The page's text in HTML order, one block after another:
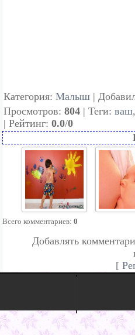
Категория: Малыш |
Просмотров: 804 | Теги: ваш
| Рейтинг: 0.0/0
странички:
Малыши и
Всего комментариев: 0
Добавлять
[